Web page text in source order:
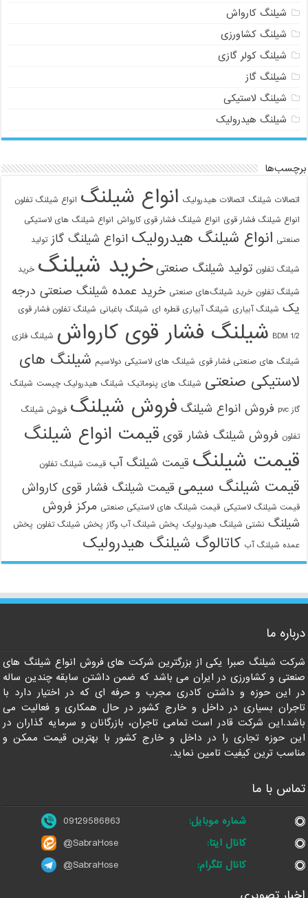
شیلنگ کارواش
شیلنگ کشاورزی
شیلنگ کولر گازی
شیلنگ گاز
شیلنگ لاستیکی
شیلنگ هیدرولیک
برچسب‌ها
اتصالات شیلنگ اتصالات هیدرولیک انواع شیلنگ انواع شیلنگ تفلون
انواع شیلنگ فشار قوی انواع شیلنگ فشار قوی کارواش انواع شیلنگ های لاستیکی
صنعتی انواع شیلنگ هیدرولیک انواع شیلنگ گاز تولید
شیلنگ تفلون تولید شیلنگ صنعتی خرید شیلنگ خرید
شیلنگ تفلون خرید شیلنگ‌های صنعتی خرید عمده شیلنگ صنعتی درجه
یک شیلنگ آبیاری شیلنگ آبیاری قطره ای شیلنگ باغبانی شیلنگ تفلون فشار قوی
1/2 BDM شیلنگ فشار قوی کارواش شیلنگ فلزی
شیلنگ های صنعتی فشار قوی شیلنگ های لاستیکی دولاسیم شیلنگ های
لاستیکی صنعتی شیلنگ های پنوماتیک شیلنگ هیدرولیک چیست شیلنگ
گاز pvc فروش انواع شیلنگ فروش شیلنگ فروش شیلنگ
تفلون فروش شیلنگ فشار قوی قیمت انواع شیلنگ
قیمت شیلنگ قیمت شیلنگ آب قیمت شیلنگ تفلون
قیمت شیلنگ سیمی قیمت شیلنگ فشار قوی کارواش
قیمت شیلنگ لاستیکی قیمت شیلنگ های لاستیکی صنعتی مرکز فروش
شیلنگ نشتی شیلنگ هیدرولیک پخش شیلنگ آب وگاز پخش شیلنگ تفلون پخش
عمده شیلنگ آب کاتالوگ شیلنگ هیدرولیک
درباره ما
شرکت شیلنگ صبرا یکی از بزرگترین شرکت های فروش انواع شیلنگ های
صنعتی و کشاورزی در ایران می باشد که ضمن داشتن سابقه چندین ساله
در این حوزه و داشتن کادری مجرب و حرفه ای که در اختیار دارد با
تاجران بسیاری در داخل و خارج کشور در حال همکاری و فعالیت می
باشد.این شرکت قادر است تمامی تاجران، بازرگانان و سرمایه گذاران در
این حوزه تجاری را در داخل و خارج کشور با بهترین قیمت ممکن و
مناسب ترین کیفیت تامین نماید.
تماس با ما
شماره موبایل:
09129586863
کانال ایتا:
@SabraHose
کانال تلگرام:
@SabraHose